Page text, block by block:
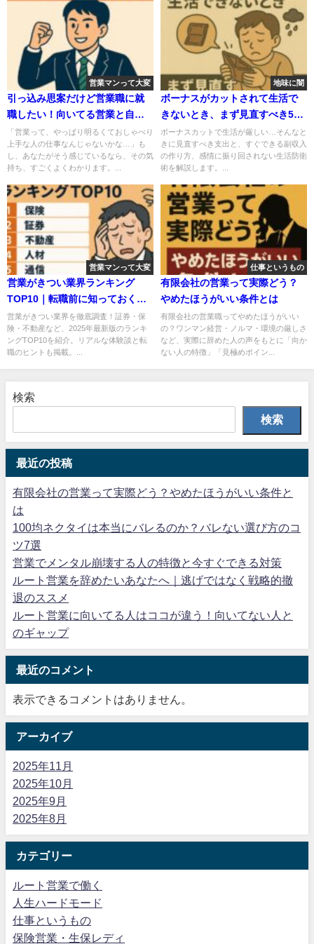
営業マンって大変
引っ込み思案だけど営業職に就
職したい！向いてる営業と自己
改善の方法
「営業って、やっぱり明るくておしゃべり
上手な人の仕事なんじゃないかな…」も
し、あなたがそう感じているなら、その気
持ち、すごくよくわかります。...
地味に闇
ボーナスがカットされて生活で
きないとき、まず見直すべき5つ
のこ
ボーナスカットで生活が厳しい…そんなと
きに見直すべき支出と、すぐできる副収入
の作り方、感情に振り回されない生活防衛
術を解説します。...
営業マンって大変
営業がきつい業界ランキング
TOP10｜転職前に知っておくべ
き実態と選び方
営業がきつい業界を徹底調査！証券・保
険・不動産など、2025年最新版のランキ
ングTOP10を紹介。リアルな体験談と転
職のヒントも掲載。...
仕事というもの
有限会社の営業って実際どう？
やめたほうがいい条件とは
有限会社の営業職ってやめたほうがいい
の？ワンマン経営・ノルマ・環境の厳しさ
など、実際に辞めた人の声をもとに「向か
ない人の特徴」「見極めポイン...
検索
検索
最近の投稿
有限会社の営業って実際どう？やめたほうがいい条件と
は
100均ネクタイは本当にバレるのか？バレない選び方のコ
ツ7選
営業でメンタル崩壊する人の特徴と今すぐできる対策
ルート営業を辞めたいあなたへ｜逃げではなく戦略的撤
退のススメ
ルート営業に向いてる人はココが違う！向いてない人と
のギャップ
最近のコメント
表示できるコメントはありません。
アーカイブ
2025年11月
2025年10月
2025年9月
2025年8月
カテゴリー
ルート営業で働く
人生ハードモード
仕事というもの
保険営業・生保レディ